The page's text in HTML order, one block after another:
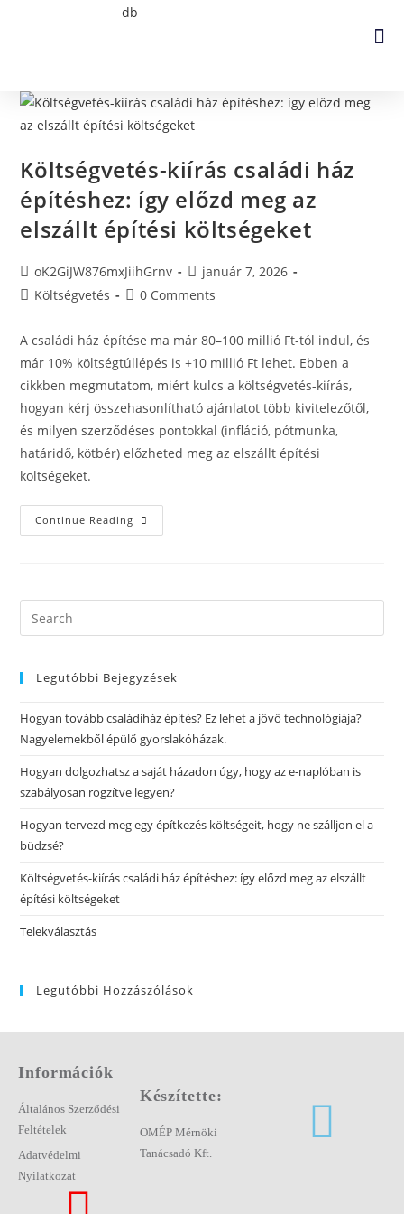
Költségvetés-kiírás családi ház
építéshez: így előzd meg az
elszállt építési költségeket
oK2GiJW876mxJiihGrnv
január 7, 2026
Költségvetés
0 Comments
A családi ház építése ma már 80–100 millió Ft-tól indul, és
már 10% költségtúllépés is +10 millió Ft lehet. Ebben a
cikkben megmutatom, miért kulcs a költségvetés-kiírás,
hogyan kérj összehasonlítható ajánlatot több kivitelezőtől,
és milyen szerződéses pontokkal (infláció, pótmunka,
határidő, kötbér) előzheted meg az elszállt építési
költségeket.
Continue Reading
Legutóbbi Bejegyzések
Hogyan tovább családiház építés? Ez lehet a jövő technológiája?
Nagyelemekből épülő gyorslakóházak.
Hogyan dolgozhatsz a saját házadon úgy, hogy az e-naplóban is
szabályosan rögzítve legyen?
Hogyan tervezd meg egy építkezés költségeit, hogy ne szálljon el a
büdzsé?
Költségvetés-kiírás családi ház építéshez: így előzd meg az elszállt
építési költségeket
Telekválasztás
Legutóbbi Hozzászólások
Információk
Általános Szerződési
Feltételek
Adatvédelmi
Nyilatkozat
Készítette:
OMÉP Mérnöki
Tanácsadó Kft.